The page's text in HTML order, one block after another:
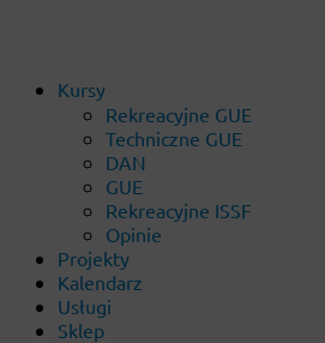
Kursy
Rekreacyjne GUE
Techniczne GUE
DAN
GUE
Rekreacyjne ISSF
Opinie
Projekty
Kalendarz
Usługi
Sklep